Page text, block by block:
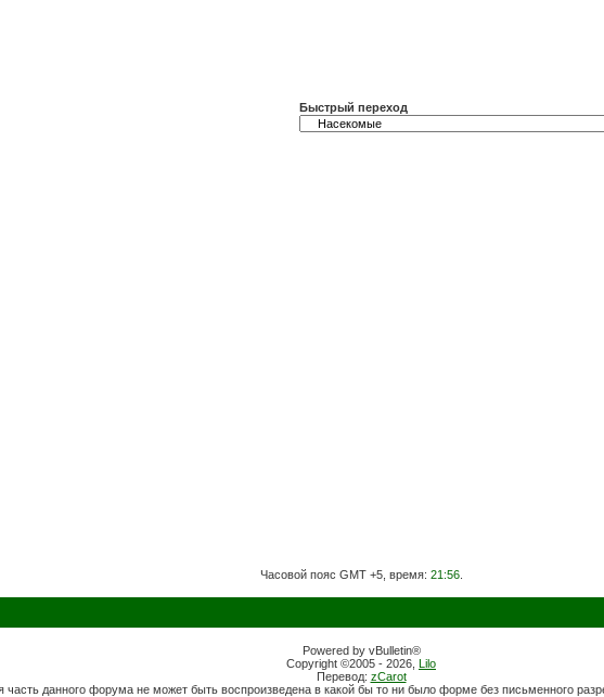
Быстрый переход
Часовой пояс GMT +5, время: 21:56.
Powered by vBulletin®
Copyright ©2005 - 2026, Lilo
Перевод: zCarot
часть данного форума не может быть воспроизведена в какой бы то ни было форме без письменного